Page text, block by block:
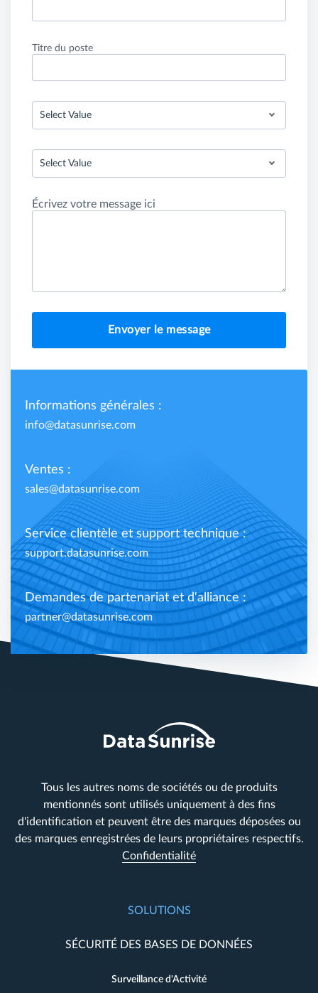
Titre du poste
Select Value
Select Value
Écrivez votre message ici
Envoyer le message
Informations générales :
info@datasunrise.com
Ventes :
sales@datasunrise.com
Service clientèle et support technique :
support.datasunrise.com
Demandes de partenariat et d'alliance :
partner@datasunrise.com
Tous les autres noms de sociétés ou de produits
mentionnés sont utilisés uniquement à des fins
d'identification et peuvent être des marques déposées ou
des marques enregistrées de leurs propriétaires respectifs.
Confidentialité
SOLUTIONS
SÉCURITÉ DES BASES DE DONNÉES
Surveillance d'Activité